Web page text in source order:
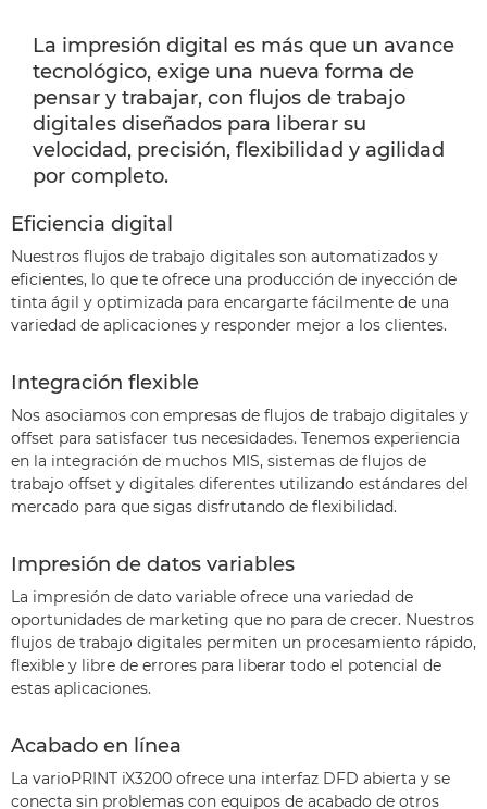
La impresión digital es más que un avance
tecnológico, exige una nueva forma de
pensar y trabajar, con flujos de trabajo
digitales diseñados para liberar su
velocidad, precisión, flexibilidad y agilidad
por completo.
Eficiencia digital
Nuestros flujos de trabajo digitales son automatizados y
eficientes, lo que te ofrece una producción de inyección de
tinta ágil y optimizada para encargarte fácilmente de una
variedad de aplicaciones y responder mejor a los clientes.
Integración flexible
Nos asociamos con empresas de flujos de trabajo digitales y
offset para satisfacer tus necesidades. Tenemos experiencia
en la integración de muchos MIS, sistemas de flujos de
trabajo offset y digitales diferentes utilizando estándares del
mercado para que sigas disfrutando de flexibilidad.
Impresión de datos variables
La impresión de dato variable ofrece una variedad de
oportunidades de marketing que no para de crecer. Nuestros
flujos de trabajo digitales permiten un procesamiento rápido,
flexible y libre de errores para liberar todo el potencial de
estas aplicaciones.
Acabado en línea
La varioPRINT iX3200 ofrece una interfaz DFD abierta y se
conecta sin problemas con equipos de acabado de otros